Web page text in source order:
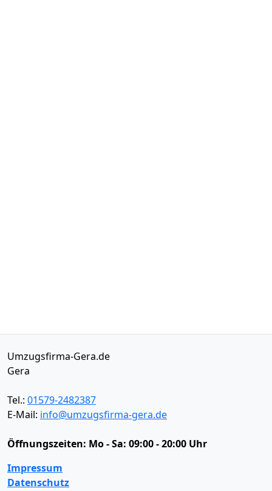
Umzugsfirma-Gera.de
Gera
Tel.: 01579-2482387
E-Mail: info@umzugsfirma-gera.de
Öffnungszeiten: Mo - Sa: 09:00 - 20:00 Uhr
Impressum
Datenschutz